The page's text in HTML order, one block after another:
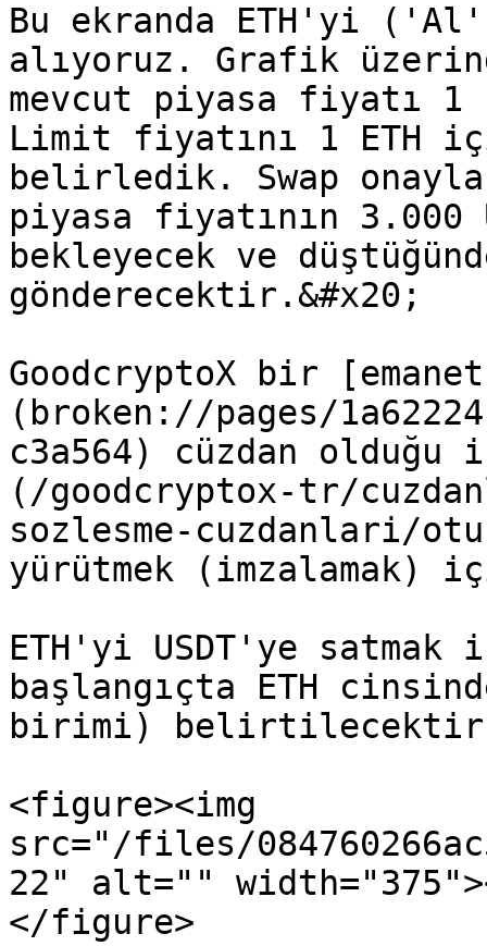
Bu ekranda ETH'yi
alıyoruz. Grafik
mevcut piyasa fiyatı 1
Limit fiyatını 1 ETH
belirledik. Swap
piyasa fiyatının 3.000
bekleyecek ve
gönderecektir.&#x20;
GoodcryptoX bir
(broken://pages/
c3a564) cüzdan
(/goodcryptox-tr/
sozlesme-cuzdanlari/
yürütmek (imzalamak)
ETH'yi USDT'ye
başlangıçta ETH
birimi)
<figure><img
src="/files/
22" alt=""
</figure>